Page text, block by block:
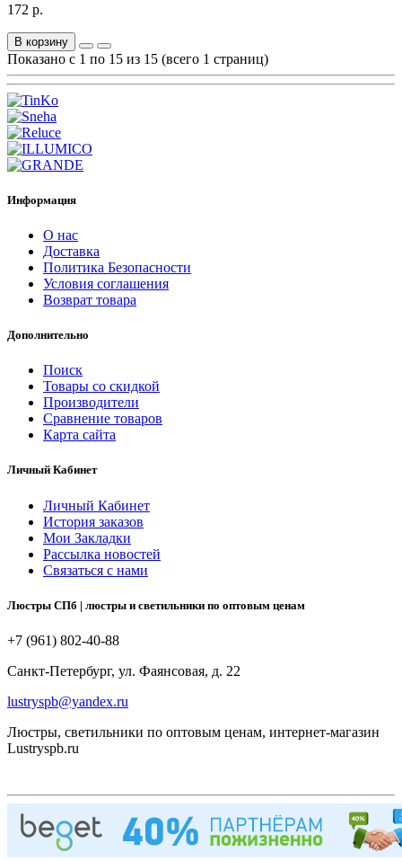
172 р.
В корзину
Показано с 1 по 15 из 15 (всего 1 страниц)
Информация
О нас
Доставка
Политика Безопасности
Условия соглашения
Возврат товара
Дополнительно
Поиск
Товары со скидкой
Производители
Сравнение товаров
Карта сайта
Личный Кабинет
Личный Кабинет
История заказов
Мои Закладки
Рассылка новостей
Связаться с нами
Люстры СПб | люстры и светильники по оптовым ценам
+7 (961) 802-40-88
Санкт-Петербург, ул. Фаянсовая, д. 22
lustryspb@yandex.ru
Люстры, светильники по оптовым ценам, интернет-магазин
Lustryspb.ru